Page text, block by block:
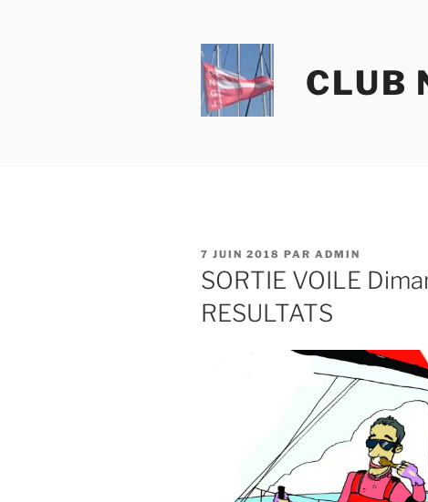
CLUB
PUBLIÉ
LE
7 JUIN 2018 PAR ADMIN
SORTIE VOILE
RESULTATS